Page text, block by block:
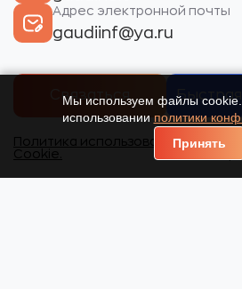
Адрес электронной почты
gaudiinf@ya.ru
Связаться Быстрая
Политика использования
Cookie.
Мы используем файлы
использовании политики
Принять